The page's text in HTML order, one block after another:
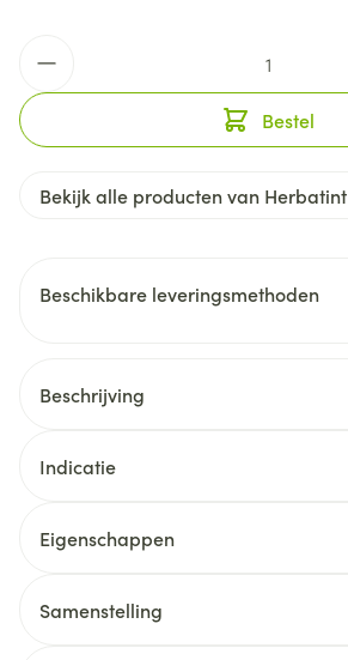
Bestel
Bekijk alle producten van Herbatint
Beschikbare leveringsmethoden
Beschrijving
Indicatie
Eigenschappen
Samenstelling